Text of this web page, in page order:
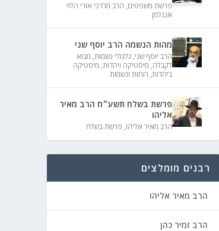
פרשת משפטים, הרב מרדכי אורי הלוי
אנגלמן
מהות הנשמה הרב יוסף שני
הרב יוסף שני, גלגולי נשמות, מבוא
לקבלה, מיסטיקה ויהדות, מיסטיקה
ביהדות, רוחות ונשמות
פרשת בשלח תשע״ח הרב מאיר
אליהו
הרב מאיר אליהו, פרשת בשלח
רבנים מומלצים
הרב מאיר אליהו
הרב זמיר כהן